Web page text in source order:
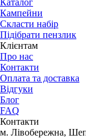
Кампейни
Скласти набір
Підібрати пензлик
Клієнтам
Про нас
Контакти
Оплата та доставка
Відгуки
Блог
FAQ
Контакти
м. Лівобережна,